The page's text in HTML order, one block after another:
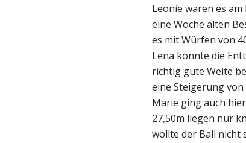
Leonie waren es
eine Woche alten
es mit Würfen von
Lena konnte die
richtig gute Weite
eine Steigerung
Marie ging auch
27,50m liegen nur
wollte der Ball nicht